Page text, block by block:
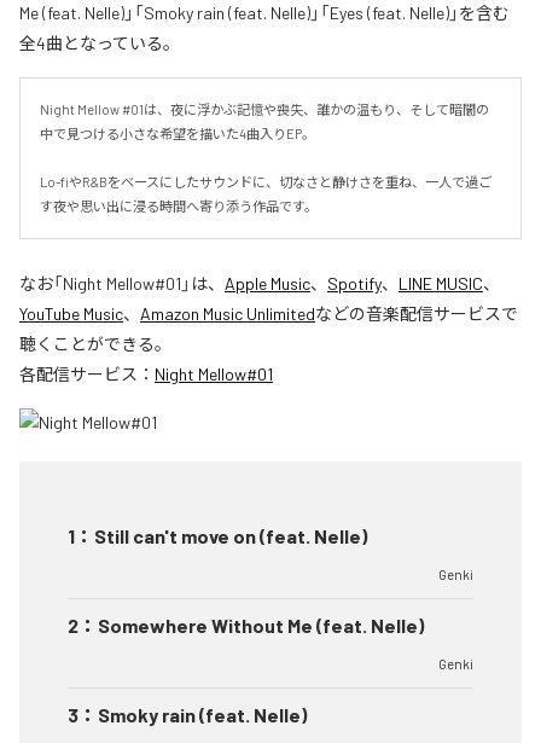
Me (feat. Nelle)」「Smoky rain (feat. Nelle)」「Eyes (feat. Nelle)」を含む
全4曲となっている。
Night Mellow #01は、夜に浮かぶ記憶や喪失、誰かの温もり、そして暗闇の
中で見つける小さな希望を描いた4曲入りEP。
Lo-fiやR&Bをベースにしたサウンドに、切なさと静けさを重ね、一人で過ご
す夜や思い出に浸る時間へ寄り添う作品です。
なお「Night Mellow#01 」は、 Apple Music、 Spotify、 LINE MUSIC、
YouTube Music、 Amazon Music Unlimitedなどの音楽配信サービスで
聴くことができる。
各配信サービス： Night Mellow#01
1 ： Still can't move on (feat. Nelle)
Genki
2 ： Somewhere Without Me (feat. Nelle)
Genki
3 ： Smoky rain (feat. Nelle)